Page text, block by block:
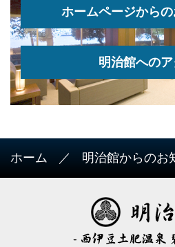
ホームページから
明治館への
ホーム 明治館からのお